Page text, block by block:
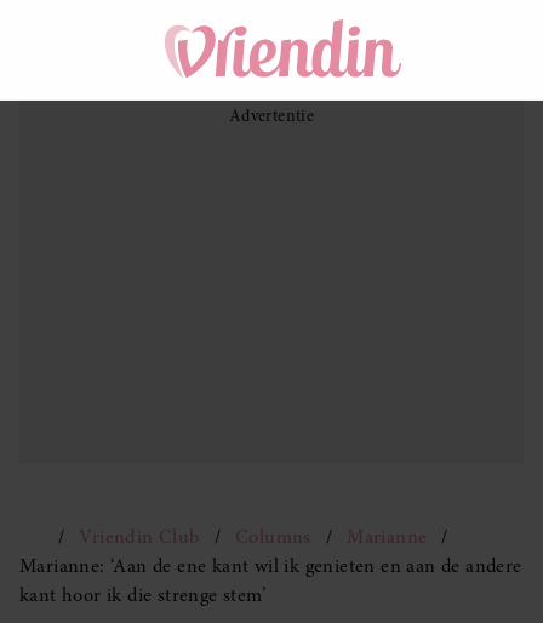
Vriendin Club Columns
Marianne
Marianne: ‘Aan de ene kant wil ik genieten en aan de andere
kant hoor ik die strenge stem’